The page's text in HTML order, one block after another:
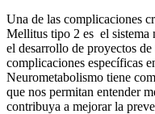
Una de las complicaciones
Mellitus tipo 2 es el sistema
el desarrollo de proyectos
complicaciones específicas
Neurometabolismo tiene
que nos permitan entender
contribuya a mejorar la